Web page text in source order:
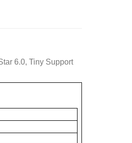
6.0, Tiny Support